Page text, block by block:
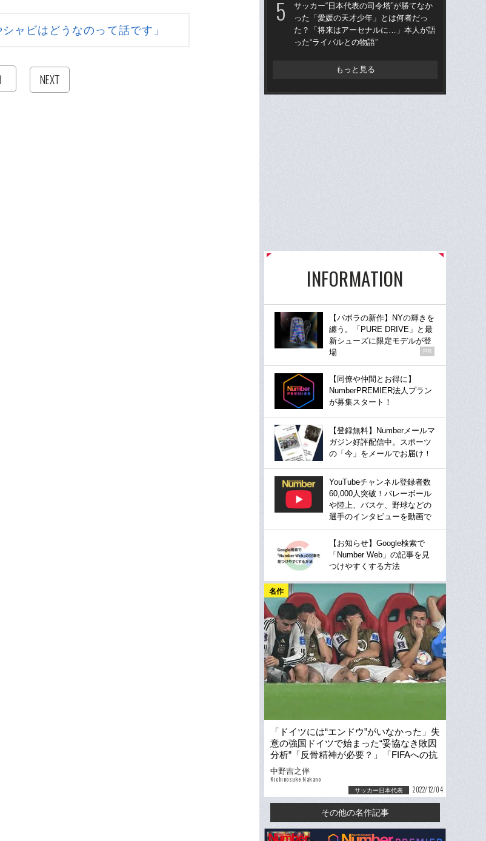
ャビはどうなのって話です」
NEXT
サッカー“日本代表の司令塔”が勝てなか
った「愛媛の天才少年」とは何者だっ
た？「将来はアーセナルに…」本人が語
った“ライバルとの物語”
もっと見る
INFORMATION
【バボラの新作】NYの輝きを
纏う。「PURE DRIVE」と最
新シューズに限定モデルが登
場
PR
【同僚や仲間とお得に】
NumberPREMIER法人プラン
が募集スタート！
【登録無料】Numberメールマ
ガジン好評配信中。スポーツ
の「今」をメールでお届け！
YouTubeチャンネル登録者数
60,000人突破！バレーボール
や陸上、バスケ、野球などの
選手のインタビューを動画で
【お知らせ】Google検索で
「Number Web」の記事を見
つけやすくする方法
名作
「ドイツには“エンドウ”がいなかった」失
意の強国ドイツで始まった“妥協なき敗因
分析”「反骨精神が必要？」「FIFAへの抗
議は…」
中野吉之伴
Kichinosuke Nakano
サッカー日本代表 2022/12/04
その他の名作記事